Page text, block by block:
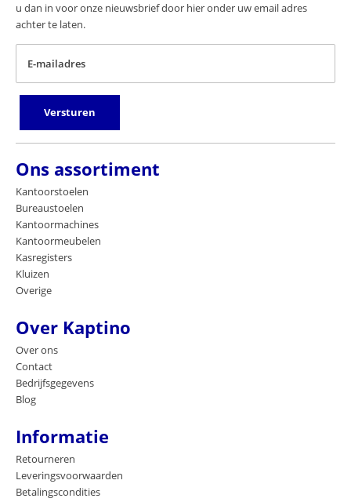
u dan in voor onze nieuwsbrief door hier onder uw email adres
achter te laten.
E-mailadres
Versturen
Ons assortiment
Kantoorstoelen
Bureaustoelen
Kantoormachines
Kantoormeubelen
Kasregisters
Kluizen
Overige
Over Kaptino
Over ons
Contact
Bedrijfsgegevens
Blog
Informatie
Retourneren
Leveringsvoorwaarden
Betalingscondities